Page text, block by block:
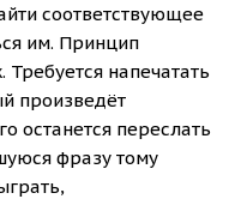
соответствующее
им. Принцип
напечатать
произведёт
останется переслать
фразу тому